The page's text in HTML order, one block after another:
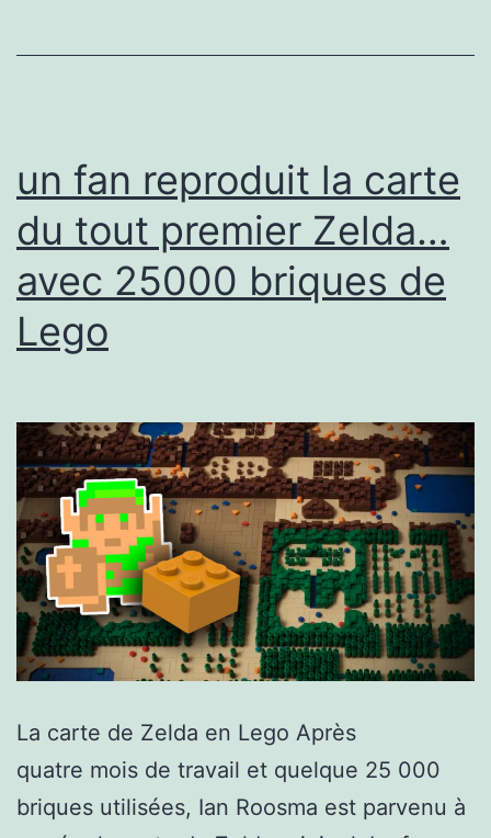
espérées
un fan reproduit la carte
du tout premier Zelda…
avec 25000 briques de
Lego
La carte de Zelda en Lego Après
quatre mois de travail et quelque 25 000
briques utilisées, Ian Roosma est parvenu à